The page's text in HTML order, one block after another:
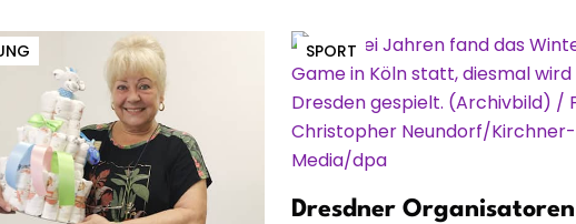
SPORT
Dresdner Organisatoren